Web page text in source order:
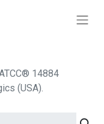
14884
(USA).